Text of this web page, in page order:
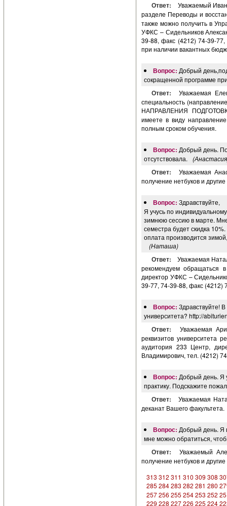
Ответ:
Уважаемый
разделе Переводы и
также можно получить в
УФКС – Сидельников
39-88, факс (4212) 74-39-
при наличии вакантных
Вопрос: Добрый
сокращенной программе
Ответ:
Уважаемая
специальность
НАПРАВЛЕНИЯ
имеете в виду
полным сроком обучения.
Вопрос: Добрый день.
отсутствовала.
Ответ:
Уважаемая
получение нетбуков и
Вопрос: Здравствуйте,
Я учусь по
зимнюю сессию в марте.
семестра будет скидка
оплата производится
(Наташа)
Ответ:
Уважаемая
рекомендуем обращаться
директор УФКС –
39-77, 74-39-88, факс (4212)
Вопрос: Здравствуйте!
университета? http://
Ответ:
Уважаемая
реквизитов университета
аудитория 233 Центр,
Владимирович, тел. (4212)
Вопрос: Добрый день. Я
практику. Подскажите
Ответ:
Уважаемая
деканат Вашего факультета.
Вопрос: Добрый день. Я
мне можно обратиться,
Ответ:
Уважаемый
получение нетбуков и
313 312 311 310 309 308
285 284 283 282 281 280
257 256 255 254 253 252
229 228 227 226 225 224